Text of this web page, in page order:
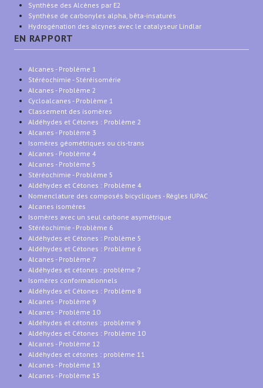
Synthèse des Alcènes par E2
Synthèse de carbonyles alpha, bêta-insaturés
Hydrogénation des alcynes avec le catalyseur Lindlar
EN RAPPORT
Alcanes - Problème 1
Stéréochimie - Stéréisomérie
Alcanes - Problème 2
Cycloalcanes - Problème 1
Classement des isomères
Aldéhydes et Cétones : Problème 2
Alcanes - Problème 3
Isomères géométriques ou cis-trans
Alcanes - Problème 4
Alcanes - Problème 5
Stéréochimie - Problème 5
Aldéhydes et Cétones : Problème 4
Nomenclature des composés bicycliques - Règles IUPAC
Alcanes isomères
Isomères avec un seul carbone asymétrique
Stéréochimie - Problème 6
Aldéhydes et Cétones : Problème 5
Aldéhydes et Cétones : Problème 6
Alcanes - Problème 7
Aldéhydes et cétones : problème 7
Isomères conformationnels
Aldéhydes et Cétones : Problème 8
Alcanes - Problème 9
Alcanes - Problème 10
Aldéhydes et cétones : problème 9
Aldéhydes et Cétones : Problème 10
Alcanes - Problème 12
Aldéhydes et cétones : problème 11
Alcanes - Problème 13
Alcanes - Problème 15